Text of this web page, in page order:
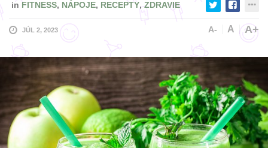
in FITNESS, NÁPOJE, RECEPTY,ZDRAVIE
JÚL 2, 2023 A- A A+